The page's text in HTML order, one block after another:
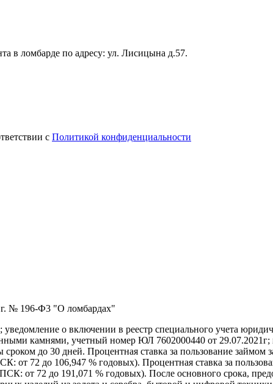
в ломбарде по адресу: ул. Лисицына д.57.
с Политикой конфиденциальности
г. № 196-Ф3 "О ломбардах"
о включении в реестр специального учета
камнями, учетный номер ЮЛ 7602000440 от 29.07.2021г;
до 30 дней. Процентная ставка за пользование
от 72 до 106,947 % годовых). Процентная ставка за
от 72 до 191,071 % годовых). После основного срока,